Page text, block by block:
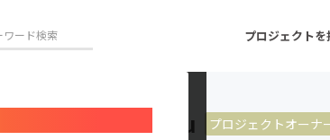
プロジェクト
uemegu
プロジェクトオーナ